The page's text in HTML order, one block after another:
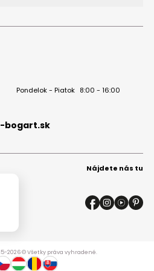
Pondelok - Piatok 8:00 - 16:00
bogart.sk
Nájdete nás tu
2026 © Všetky práva vyhradené.